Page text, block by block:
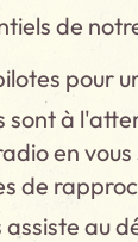
de
pour
sont à
en
de
au